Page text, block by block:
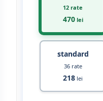
12 rate
470lei
standard
36 rate
218 lei